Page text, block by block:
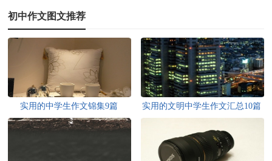
初中作文图文推荐
实用的中学生作文锦集9篇 实用的文明中学生作文汇总10篇